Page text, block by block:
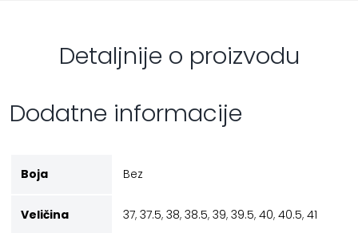
Detaljnije o proizvodu
Dodatne informacije
Boja Bez
Veličina 37, 37.5, 38, 38.5, 39, 39.5, 40, 40.5, 41